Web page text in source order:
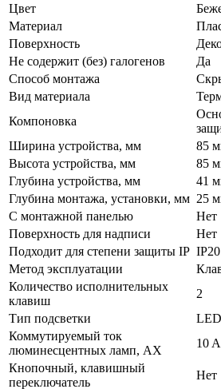
Цвет
Материал
Поверхность
Не содержит (без) галогенов
Да
Способ монтажа
Вид материала
Компоновка
Ширина устройства, мм
85
Высота устройства, мм
85
Глубина устройства, мм
41
Глубина монтажа, установки, мм 25
С монтажной панелью
Нет
Поверхность для надписи
Нет
Подходит для степени защиты IP IP20
Метод эксплуатации
Количество исполнительных
клавиш
2
Тип подсветки
Коммутируемый ток
люминесцентных ламп, AX
10
Кнопочный, клавишный
переключатель
Нет